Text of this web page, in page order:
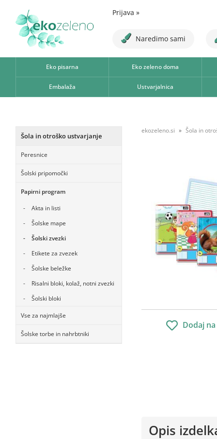
Prijava »
Naredimo sami
Eko pisarna Eko zeleno doma
Embalaža Ustvarjalnica
Šola in otroško ustvarjanje
Peresnice
Šolski pripomočki
Papirni program
Akta in listi
Šolske mape
Šolski zvezki
Etikete za zvezek
Šolske beležke
Risalni bloki, kolaž, notni zvezki
Šolski bloki
Vse za najmlajše
Šolske torbe in nahrbtniki
ekozeleno.si Šola in
Dodaj
Opis